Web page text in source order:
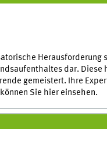
Herausforderung
dar. Diese
gemeistert. Ihre
Sie hier einsehen.